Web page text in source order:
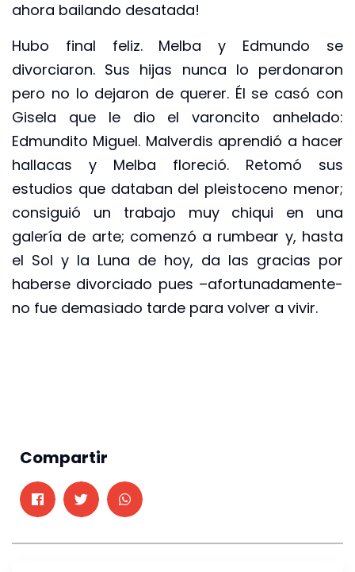
ahora bailando desatada!
Hubo final feliz. Melba y Edmundo se
divorciaron. Sus hijas nunca lo perdonaron
pero no lo dejaron de querer. Él se casó con
Gisela que le dio el varoncito anhelado:
Edmundito Miguel. Malverdis aprendió a hacer
hallacas y Melba floreció. Retomó sus
estudios que databan del pleistoceno menor;
consiguió un trabajo muy chiqui en una
galería de arte; comenzó a rumbear y, hasta
el Sol y la Luna de hoy, da las gracias por
haberse divorciado pues –afortunadamente-
no fue demasiado tarde para volver a vivir.
Compartir